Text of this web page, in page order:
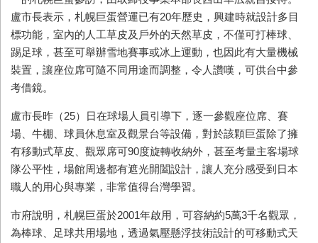
盧市長表示，札幌巨蛋營運已有20年歷史，興建時就設計多目
標功能，室內的人工草皮及戶外的天然草皮，不僅可打棒球、
踢足球，甚至可舉辦雪地賽事或冰上運動，也因此有大量機械
裝置，讓座位席可隨不同用途而調整，令人讚嘆，可供台中參
考借鏡。
盧市長昨（25）日在球場人員引導下，逐一參觀座位席、賽
場、牛棚、球員休息室及觀景台等設備，對於該顆巨蛋除了擁
有移動式草皮、觀眾席可90度旋轉收納外，甚至考量主客場球
隊公平性，場館周邊都有遮光開闔設計，讓人充分感受到日本
職人的用心與專業，非常值得台灣學習。
市府說明，札幌巨蛋於2001年啟用，可容納約5萬3千名觀眾，
為棒球、足球共用場地，透過氣壓懸浮技術設計的可移動式天